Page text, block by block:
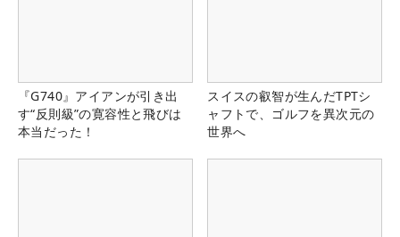
『G740』アイアンが引き出
す“反則級”の寛容性と飛びは
本当だった！
スイスの叡智が生んだTPTシ
ャフトで、ゴルフを異次元の
世界へ